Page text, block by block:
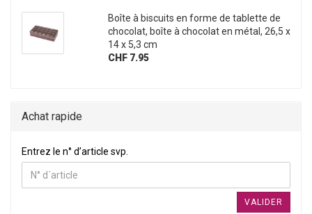
Boîte à biscuits en forme de tablette de
chocolat, boîte à chocolat en métal, 26,5 x
14 x 5,3 cm
CHF 7.95
Achat rapide
ENTREZ LE N° D’ARTICLE SVP.
Entrez le n° d’article svp.
VALIDER